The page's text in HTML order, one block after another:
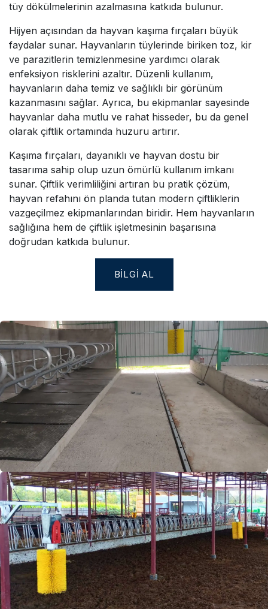
tüy dökülmelerinin azalmasına katkıda bulunur.
Hijyen açısından da hayvan kaşıma fırçaları büyük
faydalar sunar. Hayvanların tüylerinde biriken toz, kir
ve parazitlerin temizlenmesine yardımcı olarak
enfeksiyon risklerini azaltır. Düzenli kullanım,
hayvanların daha temiz ve sağlıklı bir görünüm
kazanmasını sağlar. Ayrıca, bu ekipmanlar sayesinde
hayvanlar daha mutlu ve rahat hisseder, bu da genel
olarak çiftlik ortamında huzuru artırır.
Kaşıma fırçaları, dayanıklı ve hayvan dostu bir
tasarıma sahip olup uzun ömürlü kullanım imkanı
sunar. Çiftlik verimliliğini artıran bu pratik çözüm,
hayvan refahını ön planda tutan modern çiftliklerin
vazgeçilmez ekipmanlarından biridir. Hem hayvanların
sağlığına hem de çiftlik işletmesinin başarısına
doğrudan katkıda bulunur.
BILGI AL